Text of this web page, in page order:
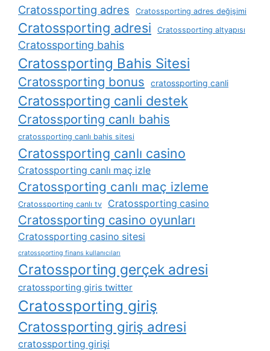
Cratossporting adres Cratossporting adres değişimi
Cratossporting adresi Cratossporting altyapısı
Cratossporting bahis
Cratossporting Bahis Sitesi
Cratossporting bonus cratossporting canli
Cratossporting canli destek
Cratossporting canlı bahis
cratossporting canlı bahis sitesi
Cratossporting canlı casino
Cratossporting canlı maç izle
Cratossporting canlı maç izleme
Cratossporting canlı tv Cratossporting casino
Cratossporting casino oyunları
Cratossporting casino sitesi
cratossporting finans kullanıcıları
Cratossporting gerçek adresi
cratossporting giris twitter
Cratossporting giriş
Cratossporting giriş adresi
cratossporting girişi